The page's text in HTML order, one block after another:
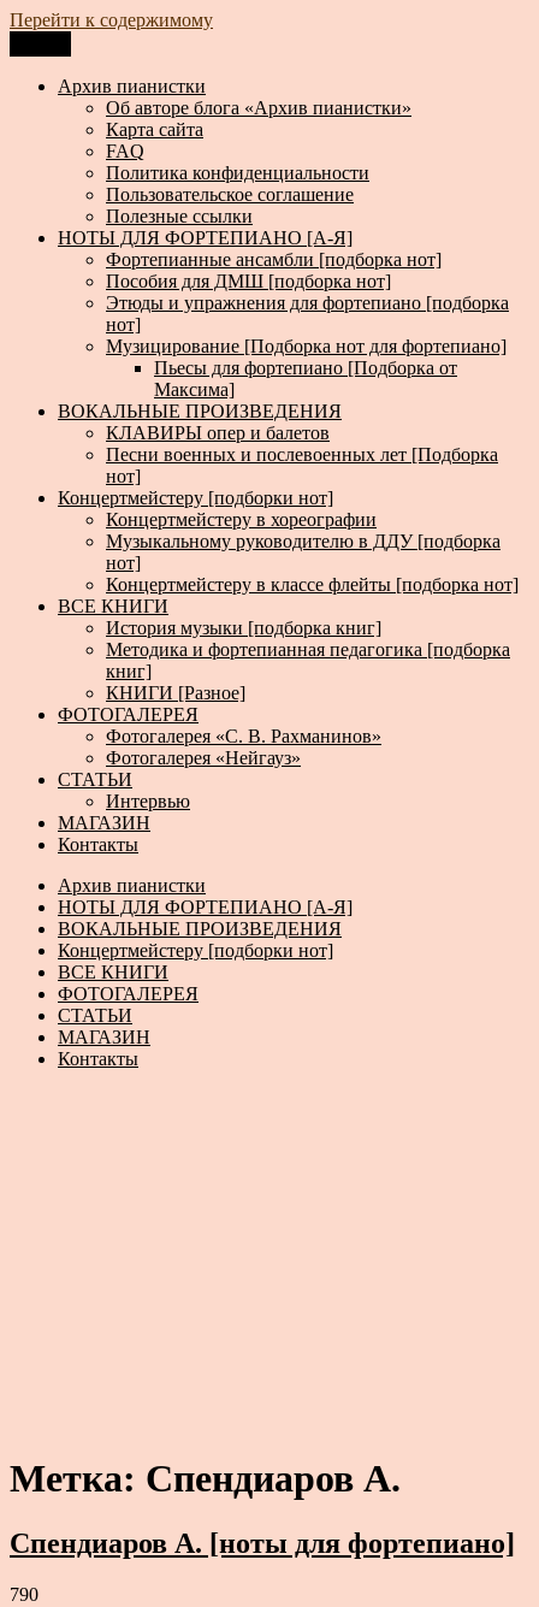
Перейти к содержимому
Архив пианистки
Всё для пианистов: ноты, книги, музыка, статьи…
Архив пианистки
Об авторе блога «Архив пианистки»
Карта сайта
FAQ
Политика конфиденциальности
Пользовательское соглашение
Полезные ссылки
НОТЫ ДЛЯ ФОРТЕПИАНО [А-Я]
Фортепианные ансамбли [подборка нот]
Пособия для ДМШ [подборка нот]
Этюды и упражнения для фортепиано [подборка
нот]
Музицирование [Подборка нот для фортепиано]
Пьесы для фортепиано [Подборка от
Максима]
ВОКАЛЬНЫЕ ПРОИЗВЕДЕНИЯ
КЛАВИРЫ опер и балетов
Песни военных и послевоенных лет [Подборка
нот]
Концертмейстеру [подборки нот]
Концертмейстеру в хореографии
Музыкальному руководителю в ДДУ [подборка
нот]
Концертмейстеру в классе флейты [подборка нот]
ВСЕ КНИГИ
История музыки [подборка книг]
Методика и фортепианная педагогика [подборка
книг]
КНИГИ [Разное]
ФОТОГАЛЕРЕЯ
Фотогалерея «С. В. Рахманинов»
Фотогалерея «Нейгауз»
СТАТЬИ
Интервью
МАГАЗИН
Контакты
Архив пианистки
НОТЫ ДЛЯ ФОРТЕПИАНО [А-Я]
ВОКАЛЬНЫЕ ПРОИЗВЕДЕНИЯ
Концертмейстеру [подборки нот]
ВСЕ КНИГИ
ФОТОГАЛЕРЕЯ
СТАТЬИ
МАГАЗИН
Контакты
Метка: Спендиаров А.
Спендиаров А. [ноты для фортепиано]
790